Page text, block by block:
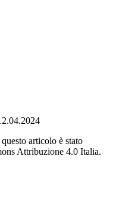
articolo è stato
Attribuzione 4.0 Italia.